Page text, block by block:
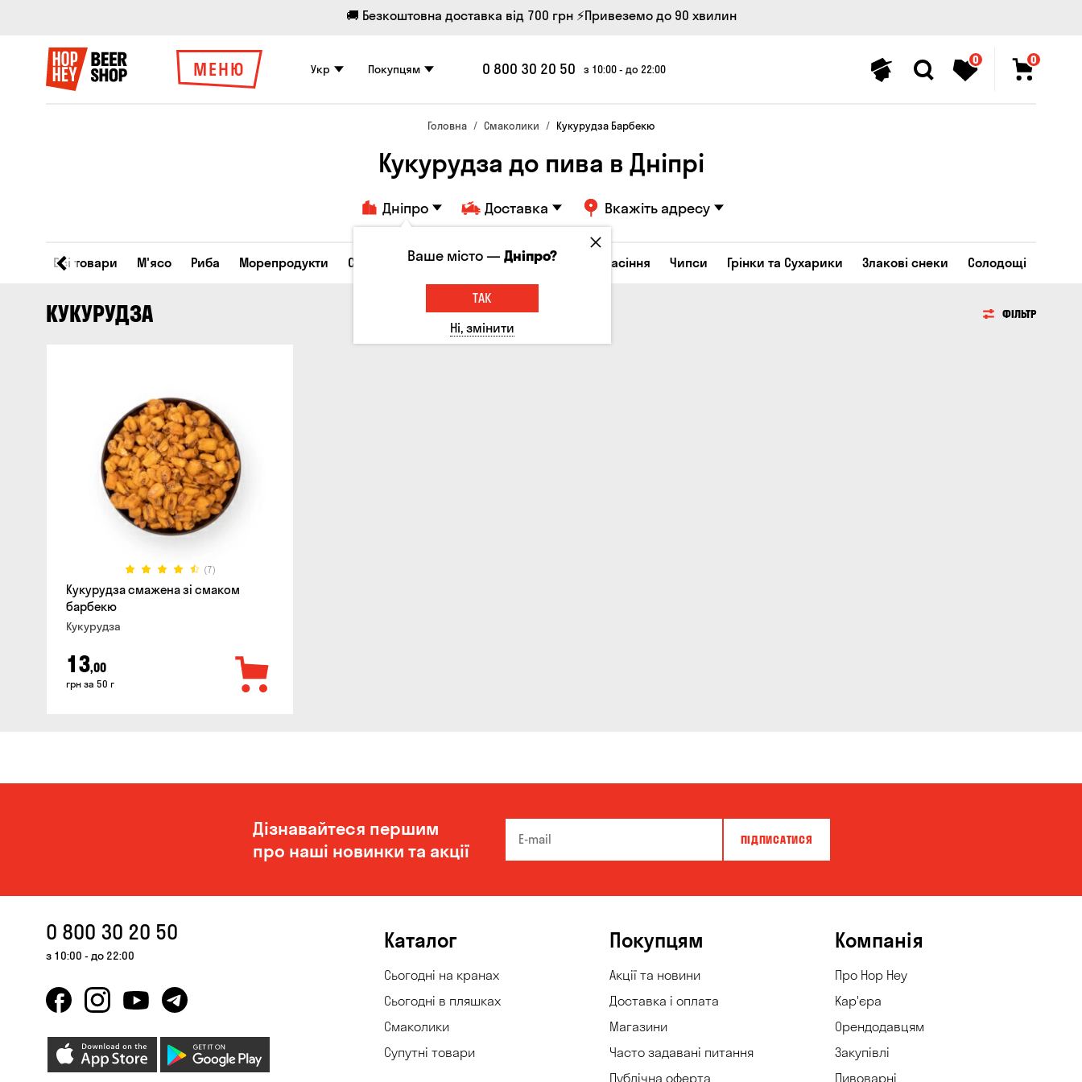
🚚 Безкоштовна доставка від 700 грн ⚡Привеземо до 90 хвилин
МЕНЮ Укр Покупцям 0 800 30 20 50 з 10:00 - до 22:00
0 0
Головна Смаколики Кукурудза Барбекю
Кукурудза до пива в Дніпрі
Дніпро Доставка Вкажіть адресу
Всі товари М'ясо Риба Морепродукти Сирні закуски Горішки Кукурудза Насіння Чипси Грінки та Сухарики Злакові снеки Солодощі
КУКУРУДЗА ФІЛЬТР
(7)
Кукурудза смажена зі смаком
барбекю
Кукурудза
13,00
грн за 50 г
Дізнавайтеся першим
про наші новинки та акції
ПІДПИСАТИСЯ
0 800 30 20 50
з 10:00 - до 22:00
Каталог
Сьогодні на кранах
Сьогодні в пляшках
Смаколики
Супутні товари
Покупцям
Акції та новини
Доставка і оплата
Магазини
Часто задавані питання
Публічна оферта
Компанія
Про Hop Hey
Кар'єра
Орендодавцям
Закупівлі
Пивоварні
Ваше місто —Дніпро?
ТАК
Ні, змінити